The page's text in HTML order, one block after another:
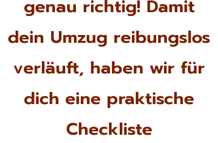
genau richtig! Damit
dein Umzug reibungslos
verläuft, haben wir für
dich eine praktische
Checkliste